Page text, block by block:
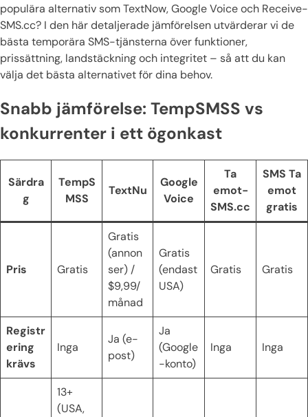
populära alternativ som TextNow, Google Voice och Receive-
SMS.cc? I den här detaljerade jämförelsen utvärderar vi de
bästa temporära SMS-tjänsterna över funktioner,
prissättning, landstäckning och integritet – så att du kan
välja det bästa alternativet för dina behov.
Snabb jämförelse: TempSMSS vs
konkurrenter i ett ögonkast
Särdra
g
TempS
MSS
TextNu
Google
Voice
Ta
emot-
SMS.cc
SMS Ta
emot
gratis
Pris Gratis
Gratis
(annon
ser) /
$9,99/
månad
Gratis
(endast
USA)
Gratis Gratis
Registr
ering
krävs
Inga
Ja (e-
post)
Ja
(Google
-konto)
Inga Inga
13+
(USA,